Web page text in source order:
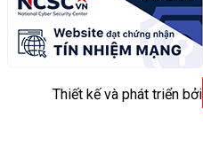
Thiết kế và phát triển bởi